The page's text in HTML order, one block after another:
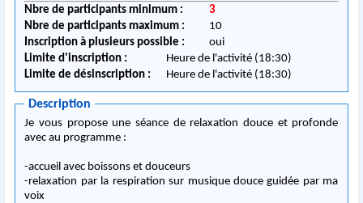
Nbre de participants minimum :
3
Nbre de participants maximum :
10
Inscription à plusieurs possible :
oui
Limite d'inscription :
Heure de l'activité (18:30)
Limite de désinscription :
Heure de l'activité (18:30)
Description
Je vous propose une séance de relaxation douce et profonde
avec au programme :
-accueil avec boissons et douceurs
-relaxation par la respiration sur musique douce guidée par ma
voix